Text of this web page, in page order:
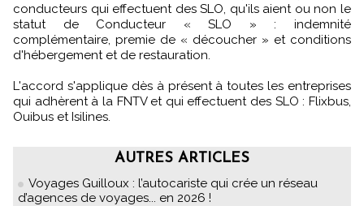
conducteurs qui effectuent des SLO, qu'ils aient ou non le
statut de Conducteur « SLO » : indemnité
complémentaire, premie de « découcher » et conditions
d'hébergement et de restauration.
L'accord s'applique dès à présent à toutes les entreprises
qui adhèrent à la FNTV et qui effectuent des SLO : Flixbus,
Ouibus et Isilines.
AUTRES ARTICLES
Voyages Guilloux : l’autocariste qui crée un réseau
d’agences de voyages... en 2026 !